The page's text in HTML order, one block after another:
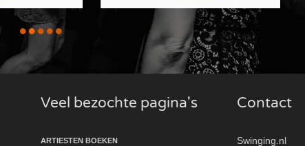
Veel bezochte pagina's
ARTIESTEN BOEKEN
Contact
Swinging.nl